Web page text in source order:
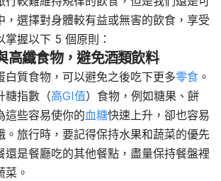
，選擇對身體較有益或無害的飲食，享受
掌握以下 5 個原則：
高纖食物，避免酒類飲料
白質食物，可以避免之後吃下更多零食 。
糖指數（高GI值）食物，例如糖果、餅
這些容易使你的血糖快速上升，卻也容易
。旅行時，要記得保持水果和蔬菜的優先
還是餐廳吃的其他餐點，盡量保持餐盤裡
菜。